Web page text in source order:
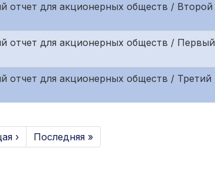
отчет для акционерных обществ / Второй
отчет для акционерных обществ / Первый
отчет для акционерных обществ / Третий
› Последняя »